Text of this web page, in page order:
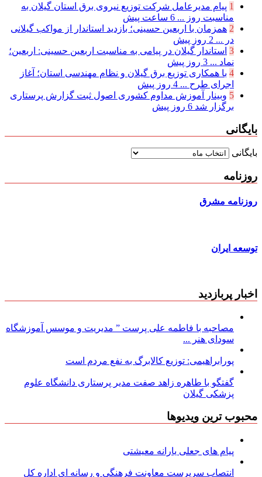
1 پیام مدیرعامل شركت توزیع نیروی برق استان گیلان به
مناسبت روز ... 6 ساعت پیش
2 همزمان با اربعین حسینی؛ بازدید استاندار از مواکب گیلانی
در ... 2 روز پیش
3 استاندار گیلان در پیامی به مناسبت اربعین حسینی: اربعین؛
نماد ... 3 روز پیش
4 با همکاری توزیع برق گیلان و نظام مهندسی استان؛ آغاز
اجرای طرح ... 4 روز پیش
5 وبینار آموزش مداوم کشوری اصول ثبت گزارش پرستاری
برگزار شد 6 روز پیش
بایگانی
بایگانی
روزنامه
روزنامه مشرق
توسعه ایران
اخبار پربازدید
مصاحبه با فاطمه علی پرست ” مدیریت و موسس آموزشگاه
سودای هنر ...
پورابراهیمی: توزیع کالابرگ به نفع مردم است
گفتگو با طاهره زاهد صفت مدیر پرستاری دانشگاه علوم
پزشکی گیلان
محبوب ترین ویدیوها
پیام های جعلی یارانه معیشتی
انتصاب سرپرست معاونت فرهنگی و رسانه ای اداره کل